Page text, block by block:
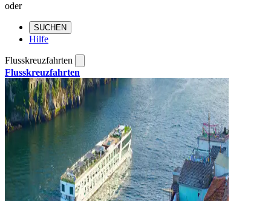
oder
SUCHEN
Hilfe
Flusskreuzfahrten
Flusskreuzfahrten